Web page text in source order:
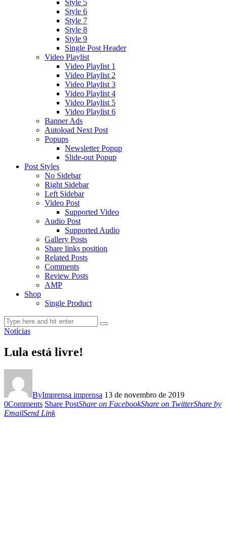
Style 5
Style 6
Style 7
Style 8
Style 9
Single Post Header
Video Playlist
Video Playlist 1
Video Playlist 2
Video Playlist 3
Video Playlist 4
Video Playlist 5
Video Playlist 6
Banner Ads
Autoload Next Post
Popups
Newsletter Popup
Slide-out Popup
Post Styles
No Sidebar
Right Sidebar
Left Sidebar
Video Post
Supported Video
Audio Post
Supported Audio
Gallery Posts
Share links position
Related Posts
Comments
Review Posts
AMP
Shop
Single Product
Notícias
Lula está livre!
ByImprensa imprensa 13 de novembro de 2019
0Comments Share PostShare on FacebookShare on TwitterShare by
EmailSend Link